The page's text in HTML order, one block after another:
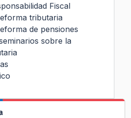
Fiscal
tributaria
de pensiones
sobre la